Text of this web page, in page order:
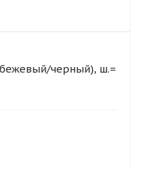
черный), ш.=